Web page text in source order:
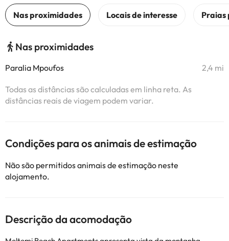
Nas proximidades
Paralia Mpoufos 2,4 mi
Todas as distâncias são calculadas em linha reta. As
distâncias reais de viagem podem variar.
Condições para os animais de estimação
Não são permitidos animais de estimação neste
alojamento.
Descrição da acomodação